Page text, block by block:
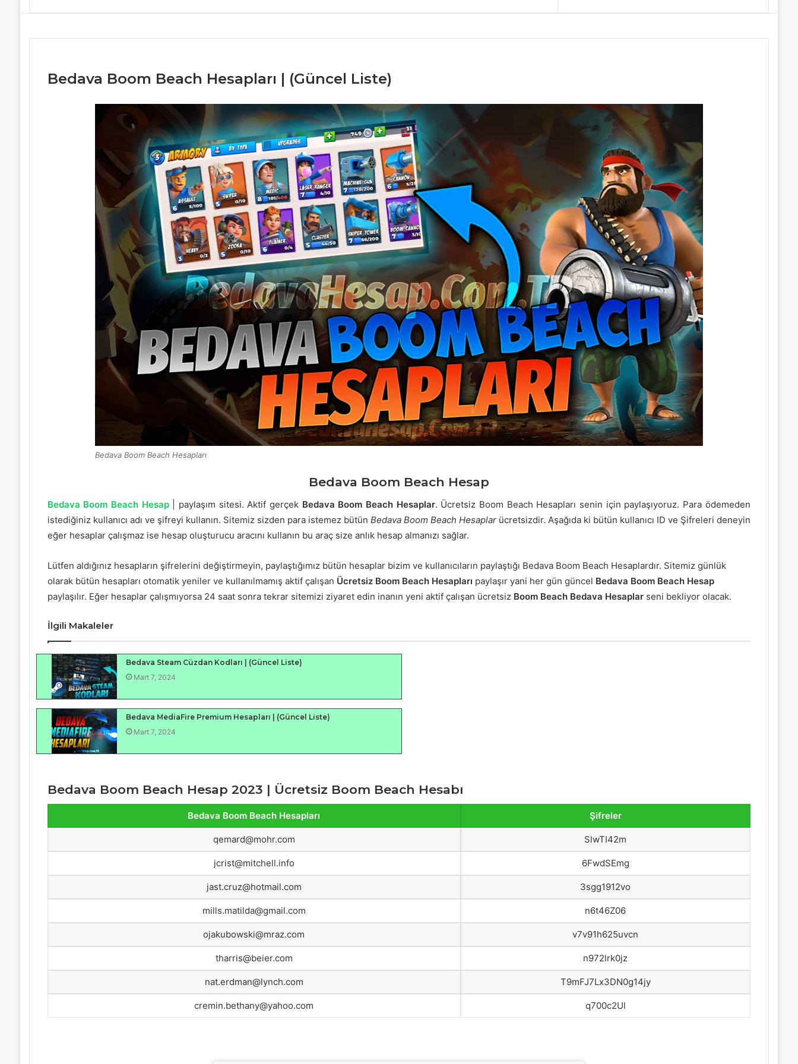
Bedava Boom Beach Hesapları | (Güncel Liste)
Bedava Boom Beach Hesapları
Bedava Boom Beach Hesap
Bedava Boom Beach Hesap| paylaşım sitesi. Aktif gerçek Bedava Boom Beach Hesaplar. Ücretsiz Boom Beach Hesapları senin için paylaşıyoruz. Para ödemeden
istediğiniz kullanıcı adı ve şifreyi kullanın. Sitemiz sizden para istemez bütün Bedava Boom Beach Hesaplarücretsizdir. Aşağıda ki bütün kullanıcı ID ve Şifreleri deneyin
eğer hesaplar çalışmaz ise hesap oluşturucu aracını kullanın bu araç size anlık hesap almanızı sağlar.
Lütfen aldığınız hesapların şifrelerini değiştirmeyin, paylaştığımız bütün hesaplar bizim ve kullanıcıların paylaştığı Bedava Boom Beach Hesaplardır. Sitemiz günlük
olarak bütün hesapları otomatik yeniler ve kullanılmamış aktif çalışan Ücretsiz Boom Beach Hesapları paylaşır yani her gün güncel Bedava Boom Beach Hesap
paylaşılır. Eğer hesaplar çalışmıyorsa 24 saat sonra tekrar sitemizi ziyaret edin inanın yeni aktif çalışan ücretsiz Boom Beach Bedava Hesaplarseni bekliyor olacak.
İlgili Makaleler
Bedava Steam Cüzdan Kodları | (Güncel Liste)
Mart 7, 2024
Bedava MediaFire Premium Hesapları | (Güncel Liste)
Mart 7, 2024
Bedava Boom Beach Hesap 2023 | Ücretsiz Boom Beach Hesabı
Bedava Boom Beach Hesapları Şifreler
qemard@mohr.com SlwTI42m
jcrist@mitchell.info 6FwdSEmg
jast.cruz@hotmail.com 3sgg1912vo
mills.matilda@gmail.com n6t46Z06
ojakubowski@mraz.com v7v91h625uvcn
tharris@beier.com n972lrk0jz
nat.erdman@lynch.com T9mFJ7Lx3DN0g14jy
cremin.bethany@yahoo.com q700c2Ul